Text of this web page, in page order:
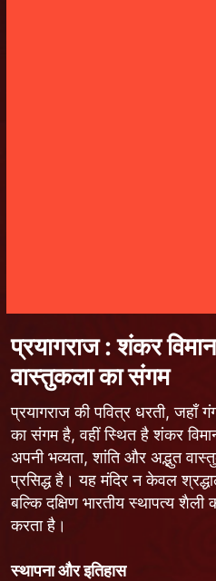
प्रयागराज : शंकर
वास्तुकला का संगम
प्रयागराज की पवित्र धरती, जहाँ
का संगम है, वहीं स्थित है शंकर
अपनी भव्यता, शांति और अद्भुत
प्रसिद्ध है। यह मंदिर न केवल
बल्कि दक्षिण भारतीय स्थापत्य शैली
करता है।
स्थापना और इतिहास